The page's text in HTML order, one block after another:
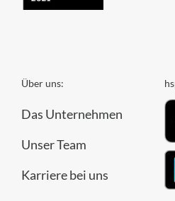
Über uns:
Das Unternehmen
Unser Team
Karriere bei uns